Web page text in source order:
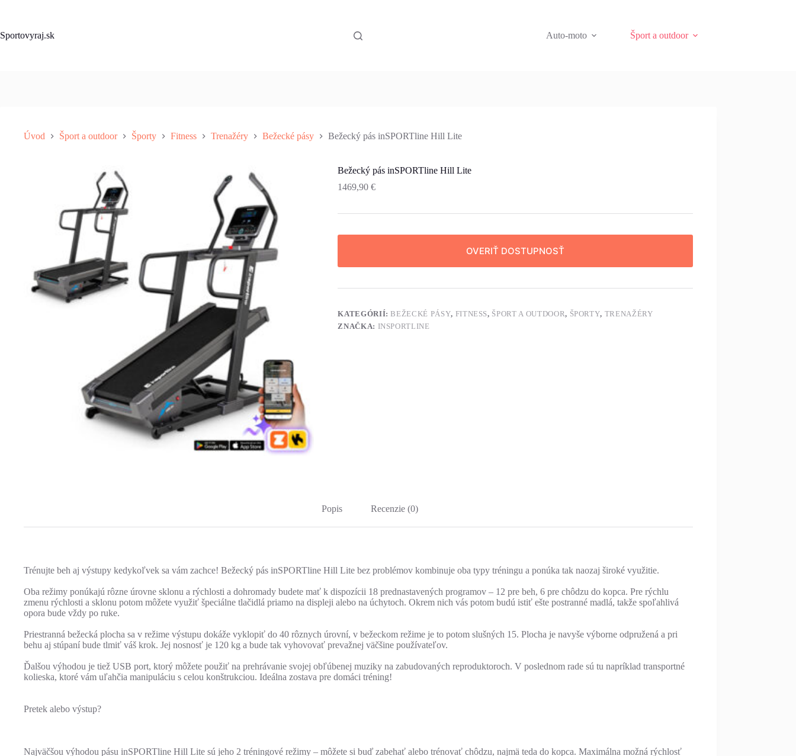
Sportovyraj.sk
Auto-moto Šport a outdoor
Úvod Šport a outdoor Športy Fitness Trenažéry Bežecké pásy Bežecký pás inSPORTline Hill Lite
Bežecký pás inSPORTline Hill Lite
1469,90€
OVERIŤ DOSTUPNOSŤ
KATEGÓRIÍ:BEŽECKÉ PÁSY, FITNESS, ŠPORT A OUTDOOR, ŠPORTY, TRENAŽÉRY
ZNAČKA: INSPORTLINE
Popis Recenzie (0)
Trénujte beh aj výstupy kedykoľvek sa vám zachce! Bežecký pás inSPORTline Hill Lite bez problémov kombinuje oba typy tréningu a ponúka tak naozaj široké využitie.
Oba režimy ponúkajú rôzne úrovne sklonu a rýchlosti a dohromady budete mať k dispozícii 18 prednastavených programov – 12 pre beh, 6 pre chôdzu do kopca. Pre rýchlu
zmenu rýchlosti a sklonu potom môžete využiť špeciálne tlačidlá priamo na displeji alebo na úchytoch. Okrem nich vás potom budú istiť ešte postranné madlá, takže spoľahlivá
opora bude vždy po ruke.
Priestranná bežecká plocha sa v režime výstupu dokáže vyklopiť do 40 rôznych úrovní, v bežeckom režime je to potom slušných 15. Plocha je navyše výborne odpružená a pri
behu aj stúpaní bude tlmiť váš krok. Jej nosnosť je 120 kg a bude tak vyhovovať prevažnej väčšine používateľov.
Ďalšou výhodou je tiež USB port, ktorý môžete použiť na prehrávanie svojej obľúbenej muziky na zabudovaných reproduktoroch. V poslednom rade sú tu napríklad transportné
kolieska, ktoré vám uľahčia manipuláciu s celou konštrukciou. Ideálna zostava pre domáci tréning!
Pretek alebo výstup?
Najväčšou výhodou pásu inSPORTline Hill Lite sú jeho 2 tréningové režimy – môžete si buď zabehať alebo trénovať chôdzu, najmä teda do kopca. Maximálna možná rýchlosť